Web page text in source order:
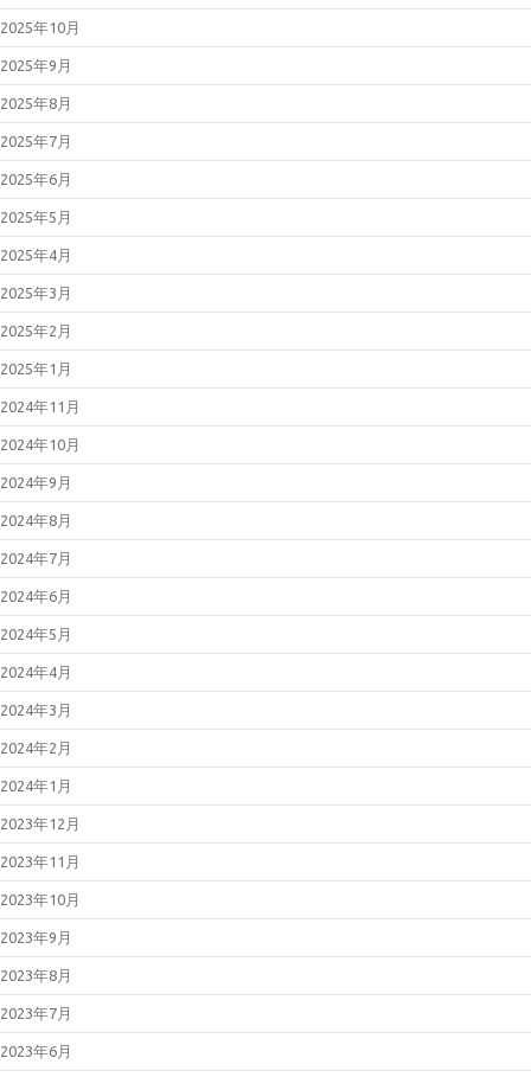
2025年10月
2025年9月
2025年8月
2025年7月
2025年6月
2025年5月
2025年4月
2025年3月
2025年2月
2025年1月
2024年11月
2024年10月
2024年9月
2024年8月
2024年7月
2024年6月
2024年5月
2024年4月
2024年3月
2024年2月
2024年1月
2023年12月
2023年11月
2023年10月
2023年9月
2023年8月
2023年7月
2023年6月